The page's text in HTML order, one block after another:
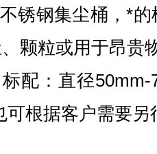
锈钢集尘桶，*
颗粒或用于昂贵
配：直径50mm-
可根据客户需要另